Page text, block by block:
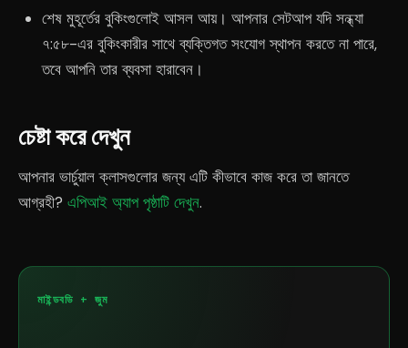
শেষ মুহূর্তের বুকিংগুলোই আসল আয়। আপনার সেটআপ যদি সন্ধ্যা
৭:৫৮-এর বুকিংকারীর সাথে ব্যক্তিগত সংযোগ স্থাপন করতে না পারে,
তবে আপনি তার ব্যবসা হারাবেন।
চেষ্টা করে দেখুন
আপনার ভার্চুয়াল ক্লাসগুলোর জন্য এটি কীভাবে কাজ করে তা জানতে
আগ্রহী? এপিআই অ্যাপ পৃষ্ঠাটি দেখুন.
মাইন্ডবডি + জুম